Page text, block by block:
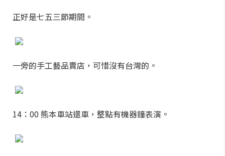
正好是七五三節期間。
一旁的手工藝品賣店，可惜沒有台灣的。
14：00 熊本車站還車，整點有機器鐘表演。